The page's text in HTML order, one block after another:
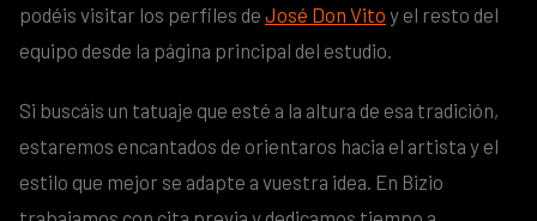
podéis visitar los perfiles de José Don Vito y el resto del
equipo desde la página principal del estudio.
Si buscáis un tatuaje que esté a la altura de esa tradición,
estaremos encantados de orientaros hacia el artista y el
estilo que mejor se adapte a vuestra idea. En Bizio